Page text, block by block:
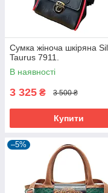
Сумка жіноча шкіряна
Taurus 7911.
В наявності
3 325 ₴ 3 500 ₴
Купити
–5%